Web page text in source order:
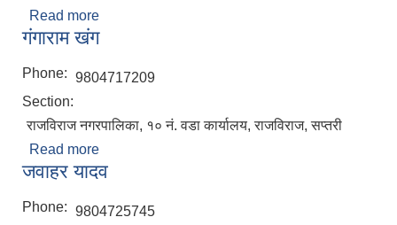
Read more
गंगाराम खंग
Phone: 9804717209
Section:
राजविराज नगरपालिका, १० नं. वडा कार्यालय, राजविराज, सप्तरी
Read more
जवाहर यादव
Phone: 9804725745